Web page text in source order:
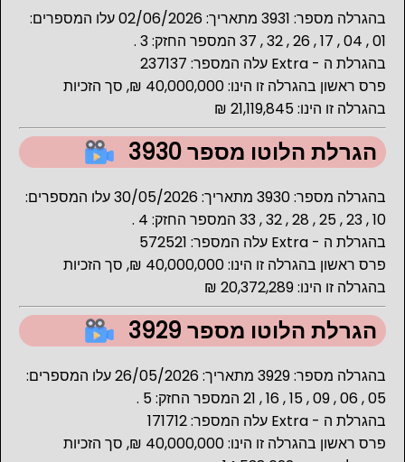
בהגרלה מספר: 3931 מתאריך: 02/06/2026 עלו המספרים:
01 , 04 , 17 , 26 , 32 , 37 המספר החזק: 3 .
בהגרלת ה - Extra עלה המספר: 237137
פרס ראשון בהגרלה זו הינו: 40,000,000 ₪, סך הזכיות
בהגרלה זו הינו: 21,119,845 ₪
הגרלת הלוטו מספר 3930
בהגרלה מספר: 3930 מתאריך: 30/05/2026 עלו המספרים:
10 , 23 , 25 , 28 , 32 , 33 המספר החזק: 4 .
בהגרלת ה - Extra עלה המספר: 572521
פרס ראשון בהגרלה זו הינו: 40,000,000 ₪, סך הזכיות
בהגרלה זו הינו: 20,372,289 ₪
הגרלת הלוטו מספר 3929
בהגרלה מספר: 3929 מתאריך: 26/05/2026 עלו המספרים:
05 , 06 , 09 , 15 , 16 , 21 המספר החזק: 5 .
בהגרלת ה - Extra עלה המספר: 171712
פרס ראשון בהגרלה זו הינו: 40,000,000 ₪, סך הזכיות